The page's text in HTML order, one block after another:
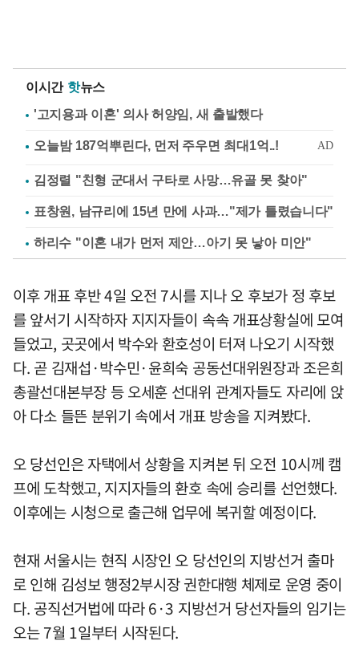
이시간 핫뉴스
'고지용과 이혼' 의사 허양임, 새 출발했다
김정렬 "친형 군대서 구타로 사망…유골 못 찾아"
표창원, 남규리에 15년 만에 사과…"제가 틀렸습니다"
하리수 "이혼 내가 먼저 제안…아기 못 낳아 미안"
이후 개표 후반 4일 오전 7시를 지나 오 후보가 정 후보
를 앞서기 시작하자 지지자들이 속속 개표상황실에 모여
들었고, 곳곳에서 박수와 환호성이 터져 나오기 시작했
다. 곧 김재섭·박수민·윤희숙 공동선대위원장과 조은희
총괄선대본부장 등 오세훈 선대위 관계자들도 자리에 앉
아 다소 들뜬 분위기 속에서 개표 방송을 지켜봤다.
오 당선인은 자택에서 상황을 지켜본 뒤 오전 10시께 캠
프에 도착했고, 지지자들의 환호 속에 승리를 선언했다.
이후에는 시청으로 출근해 업무에 복귀할 예정이다.
현재 서울시는 현직 시장인 오 당선인의 지방선거 출마
로 인해 김성보 행정2부시장 권한대행 체제로 운영 중이
다. 공직선거법에 따라 6·3 지방선거 당선자들의 임기는
오는 7월 1일부터 시작된다.